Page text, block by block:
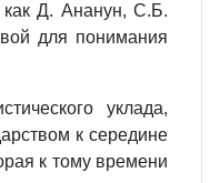
как Д. Ананун, С.Б.
для понимания
уклада,
к середине
к тому времени